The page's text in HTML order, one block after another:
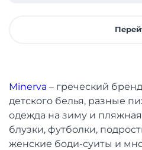
Minerva – греческий
детского белья, разные
одежда на зиму и
блузки, футболки,
женские боди-суиты и